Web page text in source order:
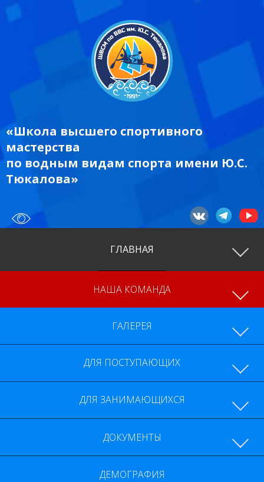
«Школа высшего спортивного
мастерства
по водным видам спорта имени Ю.С.
Тюкалова»
ГЛАВНАЯ
НАША КОМАНДА
ГАЛЕРЕЯ
ДОКУМЕНТЫ
ДЕМОГРАФИЯ